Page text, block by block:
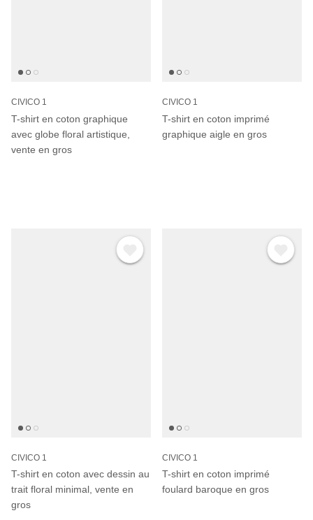
CIVICO 1
T-shirt en coton graphique
avec globe floral artistique,
vente en gros
CIVICO 1
T-shirt en coton imprimé
graphique aigle en gros
CIVICO 1
T-shirt en coton avec dessin au
trait floral minimal, vente en
gros
CIVICO 1
T-shirt en coton imprimé
foulard baroque en gros